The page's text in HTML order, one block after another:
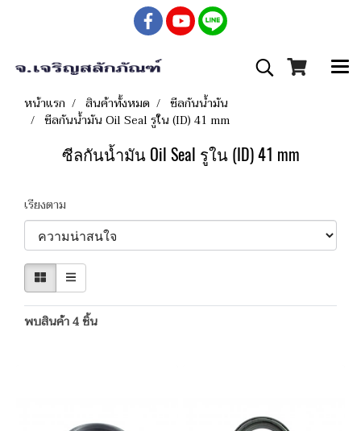
หน้าแรก สินค้าทั้งหมด
ซีลกันน้ำมัน
ซีลกันน้ำมัน Oil Seal รูใน (ID) 41 mm
ซีลกันน้ำมัน Oil Seal รูใน (ID) 41 mm
เรียงตาม
พบสินค้า 4 ชิ้น